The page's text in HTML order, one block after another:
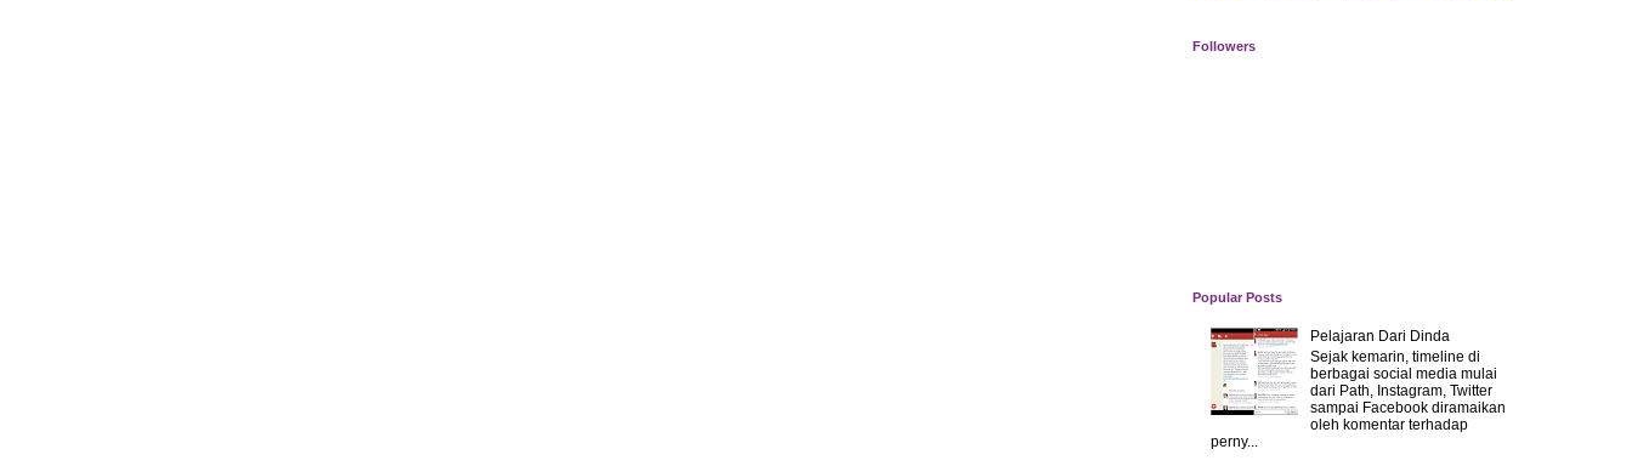
Followers
Popular Posts
Pelajaran Dari Dinda
Sejak kemarin, timeline di
berbagai social media mulai
dari Path, Instagram, Twitter
sampai Facebook diramaikan
oleh komentar terhadap
perny...